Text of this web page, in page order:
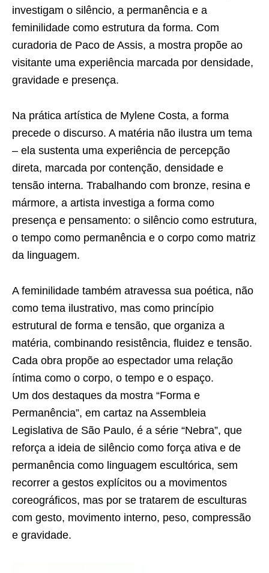
investigam o silêncio, a permanência e a
feminilidade como estrutura da forma. Com
curadoria de Paco de Assis, a mostra propõe ao
visitante uma experiência marcada por densidade,
gravidade e presença.
Na prática artística de Mylene Costa, a forma
precede o discurso. A matéria não ilustra um tema
– ela sustenta uma experiência de percepção
direta, marcada por contenção, densidade e
tensão interna. Trabalhando com bronze, resina e
mármore, a artista investiga a forma como
presença e pensamento: o silêncio como estrutura,
o tempo como permanência e o corpo como matriz
da linguagem.
A feminilidade também atravessa sua poética, não
como tema ilustrativo, mas como princípio
estrutural de forma e tensão, que organiza a
matéria, combinando resistência, fluidez e tensão.
Cada obra propõe ao espectador uma relação
íntima como o corpo, o tempo e o espaço.
Um dos destaques da mostra “Forma e
Permanência”, em cartaz na Assembleia
Legislativa de São Paulo, é a série “Nebra”, que
reforça a ideia de silêncio como força ativa e de
permanência como linguagem escultórica, sem
recorrer a gestos explícitos ou a movimentos
coreográficos, mas por se tratarem de esculturas
com gesto, movimento interno, peso, compressão
e gravidade.